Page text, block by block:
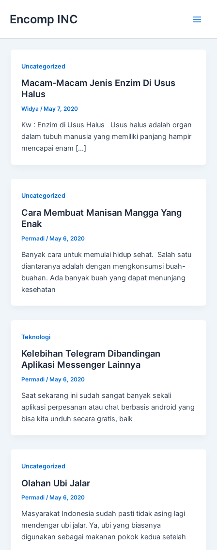
Encomp INC
Uncategorized
Macam-Macam Jenis Enzim Di Usus
Halus
Widya/ May 7, 2020
Kw : Enzim di Usus Halus Usus halus adalah organ
dalam tubuh manusia yang memiliki panjang hampir
mencapai enam […]
Uncategorized
Cara Membuat Manisan Mangga Yang
Enak
Permadi /May 6, 2020
Banyak cara untuk memulai hidup sehat. Salah satu
diantaranya adalah dengan mengkonsumsi buah-
buahan. Ada banyak buah yang dapat menunjang
kesehatan
Teknologi
Kelebihan Telegram Dibandingan
Aplikasi Messenger Lainnya
Permadi/ May 6, 2020
Saat sekarang ini sudah sangat banyak sekali
aplikasi perpesanan atau chat berbasis android yang
bisa kita unduh secara gratis, baik
Uncategorized
Olahan Ubi Jalar
Permadi/ May 6, 2020
Masyarakat Indonesia sudah pasti tidak asing lagi
mendengar ubi jalar. Ya, ubi yang biasanya
digunakan sebagai makanan pokok kedua setelah